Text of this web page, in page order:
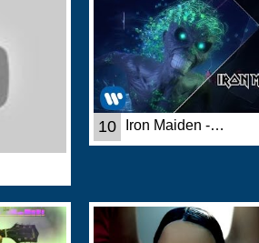
10 Iron Maiden -…